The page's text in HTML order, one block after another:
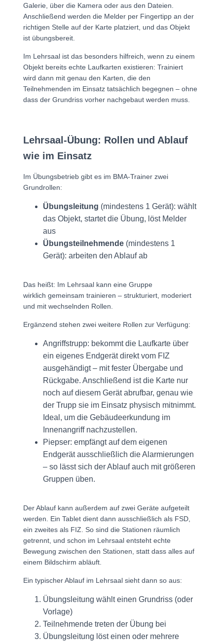
Galerie, über die Kamera oder aus den Dateien.
Anschließend werden die Melder per Fingertipp an der
richtigen Stelle auf der Karte platziert, und das Objekt
ist übungsbereit.
Im Lehrsaal ist das besonders hilfreich, wenn zu einem
Objekt bereits echte Laufkarten existieren: Trainiert
wird dann mit genau den Karten, die den
Teilnehmenden im Einsatz tatsächlich begegnen – ohne
dass der Grundriss vorher nachgebaut werden muss.
Lehrsaal-Übung: Rollen und Ablauf
wie im Einsatz
Im Übungsbetrieb gibt es im BMA-Trainer zwei
Grundrollen:
Übungsleitung (mindestens 1 Gerät): wählt
das Objekt, startet die Übung, löst Melder
aus
Übungsteilnehmende (mindestens 1
Gerät): arbeiten den Ablauf ab
Das heißt: Im Lehrsaal kann eine Gruppe
wirklich gemeinsam trainieren – strukturiert, moderiert
und mit wechselnden Rollen.
Ergänzend stehen zwei weitere Rollen zur Verfügung:
Angriffstrupp: bekommt die Laufkarte über
ein eigenes Endgerät direkt vom FIZ
ausgehändigt – mit fester Übergabe und
Rückgabe. Anschließend ist die Karte nur
noch auf diesem Gerät abrufbar, genau wie
der Trupp sie im Einsatz physisch mitnimmt.
Ideal, um die Gebäudeerkundung im
Innenangriff nachzustellen.
Piepser: empfängt auf dem eigenen
Endgerät ausschließlich die Alarmierungen
– so lässt sich der Ablauf auch mit größeren
Gruppen üben.
Der Ablauf kann außerdem auf zwei Geräte aufgeteilt
werden. Ein Tablet dient dann ausschließlich als FSD,
ein zweites als FIZ. So sind die Stationen räumlich
getrennt, und schon im Lehrsaal entsteht echte
Bewegung zwischen den Stationen, statt dass alles auf
einem Bildschirm abläuft.
Ein typischer Ablauf im Lehrsaal sieht dann so aus:
Übungsleitung wählt einen Grundriss (oder
Vorlage)
Teilnehmende treten der Übung bei
Übungsleitung löst einen oder mehrere